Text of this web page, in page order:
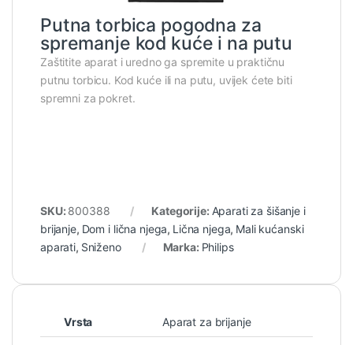
Putna torbica pogodna za
spremanje kod kuće i na putu
Zaštitite aparat i uredno ga spremite u praktičnu
putnu torbicu. Kod kuće ili na putu, uvijek ćete biti
spremni za pokret.
SKU: 800388 Kategorije: Aparati za šišanje i
brijanje, Dom i lična njega, Lična njega, Mali kućanski
aparati, Sniženo Marka: Philips
Vrsta Aparat za brijanje